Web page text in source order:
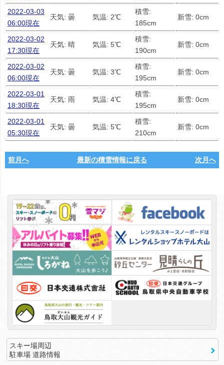
2022-03-03
06:00現在
天気: 曇 気温: 2℃
積雪:
185cm
新雪: 0cm
2022-03-02
17:30現在
天気: 晴 気温: 5℃
積雪:
190cm
新雪: 0cm
2022-03-02
06:00現在
天気: 曇 気温: 3℃
積雪:
195cm
新雪: 0cm
2022-03-01
18:30現在
天気: 雨 気温: 4℃
積雪:
195cm
新雪: 0cm
2022-03-01
05:30現在
天気: 曇 気温: 5℃
積雪:
210cm
新雪: 0cm
前月へ 最新の積雪情報に戻る 次月へ
スキー場周辺
駐車場 道路情報